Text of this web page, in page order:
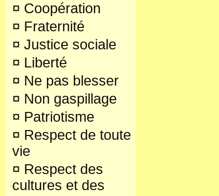
¤ Coopération
¤ Fraternité
¤ Justice sociale
¤ Liberté
¤ Ne pas blesser
¤ Non gaspillage
¤ Patriotisme
¤ Respect de toute
vie
¤ Respect des
cultures et des